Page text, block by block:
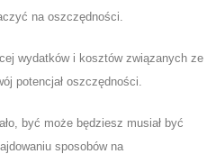
na oszczędności.
wydatków i kosztów związanych ze
potencjał oszczędności.
być może będziesz musiał być
sposobów na